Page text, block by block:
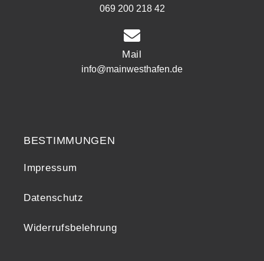
069 200 218 42
Mail
info@mainwesthafen.de
BESTIMMUNGEN
Impressum
Datenschutz
Widerrufsbelehrung